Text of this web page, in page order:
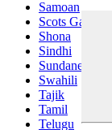
Samoan
Scots Gaelic
Shona
Sindhi
Sundanese
Swahili
Tajik
Tamil
Telugu